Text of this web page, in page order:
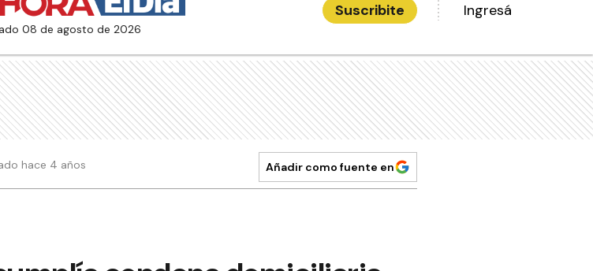
08 de agosto de 2026
Suscribite Ingresá
hace 4 años Añadir como fuente en